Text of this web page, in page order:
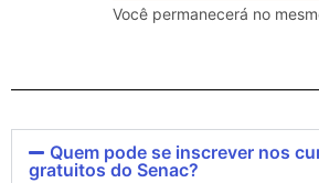
Você permanecerá no
Quem pode se inscrever nos
gratuitos do Senac?